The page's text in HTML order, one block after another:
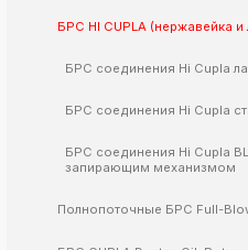
k
БРС HI CUPLA (нержавейка и
БРС соединения Hi Cupla
БРС соединения Hi Cupla
БРС соединения Hi Cupla
запирающим механизмом
Полнопоточные БРС Full-